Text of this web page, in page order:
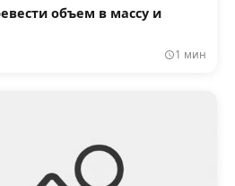
объем в массу и
1 мин